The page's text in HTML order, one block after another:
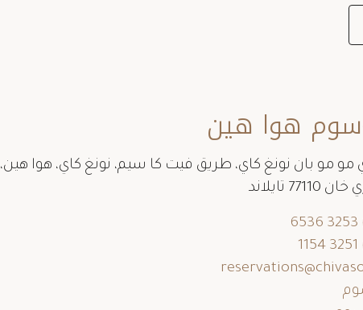
هوا هين
سوي مو مو بان نونغ كاي، طريق فيت كا سيم، نونغ كاي، هوا هين،
تايلاند